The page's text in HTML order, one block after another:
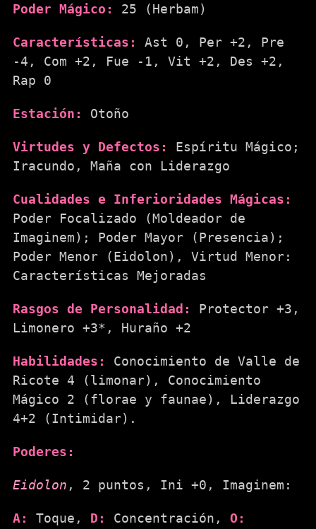
Poder Mágico: 25 (Herbam)
Características:
Ast 0, Per +2, Pre
-4, Com +2, Fue -1, Vit +2, Des +2,
Rap 0
Estación: Otoño
Virtudes y Defectos:
Espíritu Mágico;
Iracundo, Maña con Liderazgo
Cualidades e Inferioridades Mágicas:
Poder Focalizado (Moldeador de
Imaginem); Poder Mayor (Presencia);
Poder Menor (Eidolon), Virtud Menor:
Características Mejoradas
Rasgos de Personalidad:
Protector +3,
Limonero +3*, Huraño +2
Habilidades:
Conocimiento de Valle de
Ricote 4 (limonar), Conocimiento
Mágico 2 (florae y faunae), Liderazgo
4+2 (Intimidar).
Poderes:
Eidolon , 2 puntos, Ini +0, Imaginem:
A: Toque, D: Concentración, O: